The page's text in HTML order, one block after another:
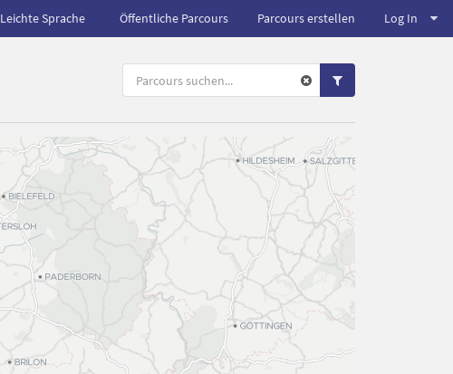
Leichte Sprache Öffentliche Parcours Parcours erstellen Log In